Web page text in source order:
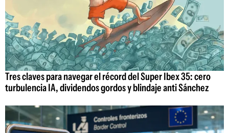
Tres claves para navegar el récord del Super Ibex 35: cero
turbulencia IA, dividendos gordos y blindaje anti Sánchez